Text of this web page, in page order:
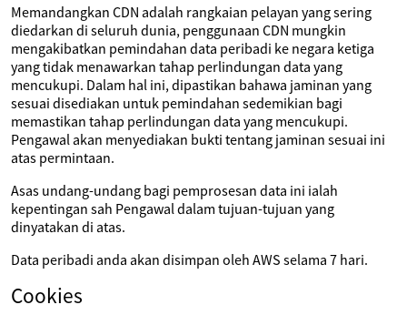
Memandangkan CDN adalah rangkaian pelayan yang sering
diedarkan di seluruh dunia, penggunaan CDN mungkin
mengakibatkan pemindahan data peribadi ke negara ketiga
yang tidak menawarkan tahap perlindungan data yang
mencukupi. Dalam hal ini, dipastikan bahawa jaminan yang
sesuai disediakan untuk pemindahan sedemikian bagi
memastikan tahap perlindungan data yang mencukupi.
Pengawal akan menyediakan bukti tentang jaminan sesuai ini
atas permintaan.
Asas undang-undang bagi pemprosesan data ini ialah
kepentingan sah Pengawal dalam tujuan-tujuan yang
dinyatakan di atas.
Data peribadi anda akan disimpan oleh AWS selama 7 hari.
Cookies